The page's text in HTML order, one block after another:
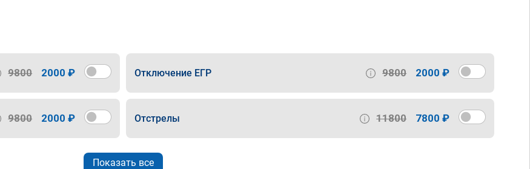
9800 2000 ₽ Отключение ЕГР 9800 2000 ₽
9800 2000 ₽ Отстрелы 11800 7800 ₽
Показать все